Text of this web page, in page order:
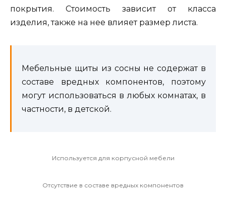
покрытия. Стоимость зависит от класса
изделия, также на нее влияет размер листа.
Мебельные щиты из сосны не содержат в
составе вредных компонентов, поэтому
могут использоваться в любых комнатах, в
частности, в детской.
Используется для корпусной мебели
Отсутствие в составе вредных компонентов